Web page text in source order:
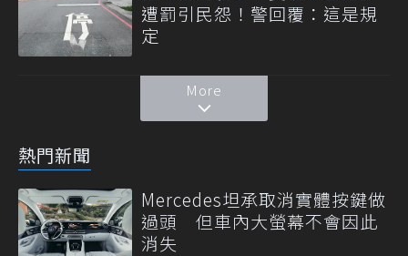
遭罰引民怨！警回覆：這是規
定
More
熱門新聞
Mercedes坦承取消實體按鍵做
過頭 但車內大螢幕不會因此
消失